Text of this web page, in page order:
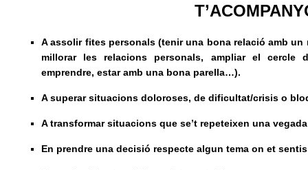
A assolir fites personals (tenir una bona relació amb
millorar les relacions personals, ampliar el cercle
emprendre, estar amb una bona parella…).
A superarsituacions doloroses, de dificultat/crisis o
A transformar situacions que se’t repeteixen una
En prendre una decisió respecte algun tema on et